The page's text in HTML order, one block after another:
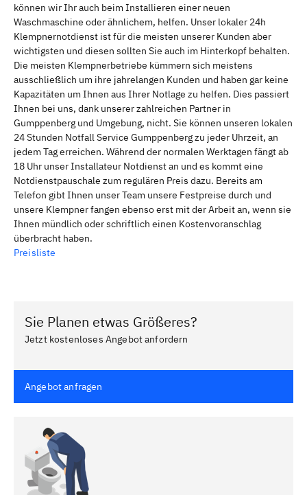
können wir Ihr auch beim Installieren einer neuen
Waschmaschine oder ähnlichem, helfen. Unser lokaler 24h
Klempnernotdienst ist für die meisten unserer Kunden aber
wichtigsten und diesen sollten Sie auch im Hinterkopf behalten.
Die meisten Klempnerbetriebe kümmern sich meistens
ausschließlich um ihre jahrelangen Kunden und haben gar keine
Kapazitäten um Ihnen aus Ihrer Notlage zu helfen. Dies passiert
Ihnen bei uns, dank unserer zahlreichen Partner in
Gumppenberg und Umgebung, nicht. Sie können unseren lokalen
24 Stunden Notfall Service Gumppenberg zu jeder Uhrzeit, an
jedem Tag erreichen. Während der normalen Werktagen fängt ab
18 Uhr unser Installateur Notdienst an und es kommt eine
Notdienstpauschale zum regulären Preis dazu. Bereits am
Telefon gibt Ihnen unser Team unsere Festpreise durch und
unsere Klempner fangen ebenso erst mit der Arbeit an, wenn sie
Ihnen mündlich oder schriftlich einen Kostenvoranschlag
überbracht haben.
Preisliste
Sie Planen etwas Größeres?
Jetzt kostenloses Angebot anfordern
Angebot anfragen